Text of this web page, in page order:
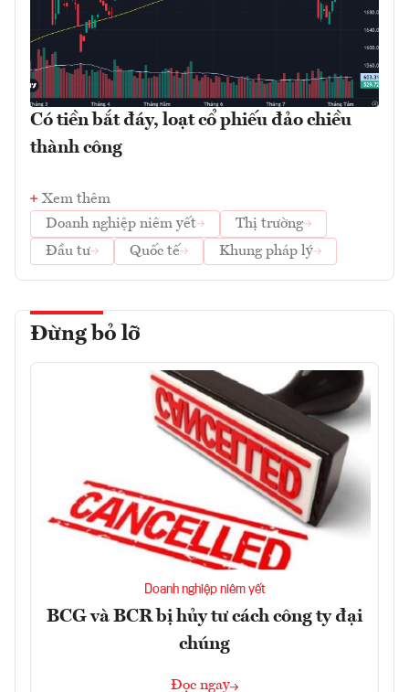
Có tiền bắt đáy, loạt cổ phiếu đảo chiều
thành công
Xem thêm
Doanh nghiệp niêm yết
Thị trường
Đầu tư
Quốc tế Khung pháp lý
Đừng bỏ lỡ
Doanh nghiệp niêm yết
BCG và BCR bị hủy tư cách công ty đại
chúng
Đọc ngay